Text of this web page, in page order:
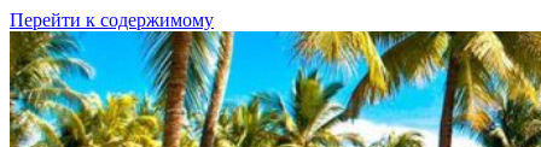
Перейти к содержимому